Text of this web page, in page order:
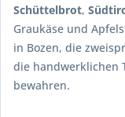
Schüttelbrot,
Graukäse und
in Bozen, die
die handwerklichen
bewahren.